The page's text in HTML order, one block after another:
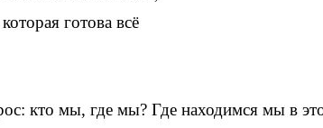
готова всё
кто мы, где мы? Где находимся мы в